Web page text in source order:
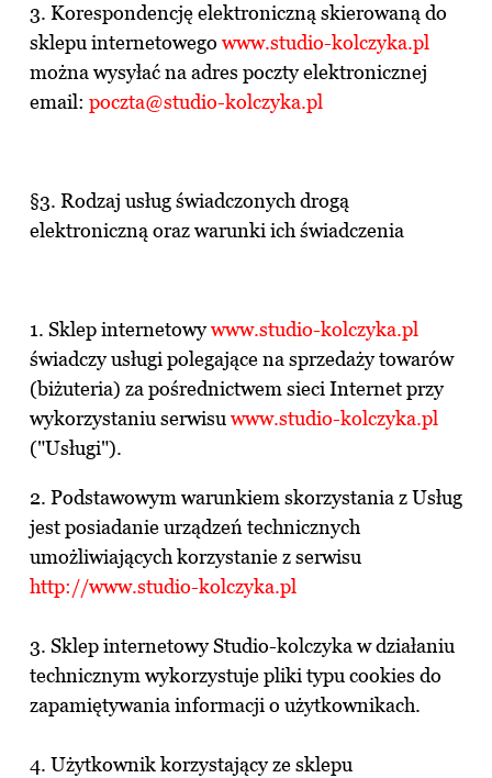
3. Korespondencję elektroniczną skierowaną do
sklepu internetowego www.studio-kolczyka.pl
można wysyłać na adres poczty elektronicznej
email: poczta@studio-kolczyka.pl
§3. Rodzaj usług świadczonych drogą
elektroniczną oraz warunki ich świadczenia
1. Sklep internetowywww.studio-kolczyka.pl
świadczy usługi polegające na sprzedaży towarów
(biżuteria) za pośrednictwem sieci Internet przy
wykorzystaniu serwisu www.studio-kolczyka.pl
("Usługi").
2. Podstawowym warunkiem skorzystania z Usług
jest posiadanie urządzeń technicznych
umożliwiających korzystanie z serwisu
http://www.studio-kolczyka.pl
3. Sklep internetowy Studio-kolczyka w działaniu
technicznym wykorzystuje pliki typu cookies do
zapamiętywania informacji o użytkownikach.
4. Użytkownik korzystający ze sklepu